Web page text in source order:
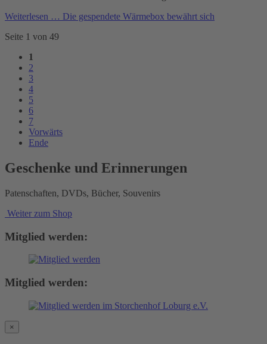
Weiterlesen … Die gespendete Wärmebox bewährt sich
Seite 1 von 49
1
2
3
4
5
6
7
Vorwärts
Ende
Geschenke und Erinnerungen
Patenschaften, DVDs, Bücher, Souvenirs
Weiter zum Shop
Mitglied werden:
Mitglied werden:
×